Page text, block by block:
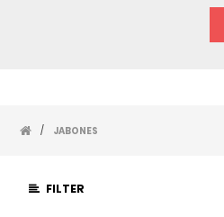
/ JABONES
FILTER